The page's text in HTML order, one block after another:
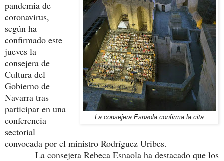
La consejera Esnaola confirma la cita
pandemia de
coronavirus,
según ha
confirmado este
jueves la
consejera de
Cultura del
Gobierno de
Navarra tras
participar en una
conferencia
sectorial
convocada por el ministro Rodríguez Uribes.
La consejera Rebeca Esnaola ha destacado que los